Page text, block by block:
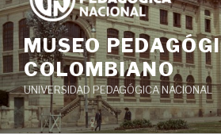
MUSEO
COLOMBIANO
UNIVERSIDAD PEDAGÓGICA NACIONAL